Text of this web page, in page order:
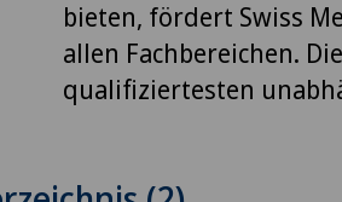
bieten, fördert Swiss
allen Fachbereichen.
qualifiziertesten